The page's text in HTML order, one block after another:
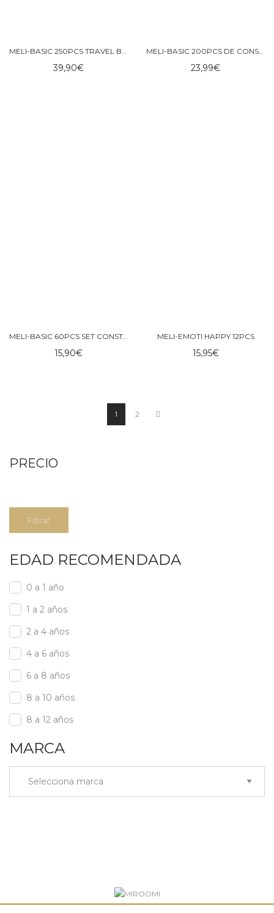
MELI-BASIC 250PCS TRAVEL BOX DE CONSTRUCCIÓN
39,90€
MELI-BASIC 200PCS DE CONSTRUCCIÓN
23,99€
MELI-BASIC 60PCS SET CONSTRUCTOR
15,90€
MELI-EMOTI HAPPY 12PCS
15,95€
1 2
PRECIO
Filtrar
EDAD RECOMENDADA
0 a 1 año
1 a 2 años
2 a 4 años
4 a 6 años
6 a 8 años
8 a 10 años
8 a 12 años
MARCA